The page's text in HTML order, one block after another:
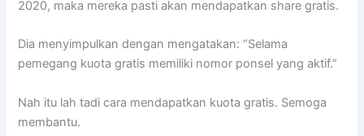
2020, maka mereka pasti akan mendapatkan share gratis.
Dia menyimpulkan dengan mengatakan: “Selama
pemegang kuota gratis memiliki nomor ponsel yang aktif.”
Nah itu lah tadi cara mendapatkan kuota gratis. Semoga
membantu.